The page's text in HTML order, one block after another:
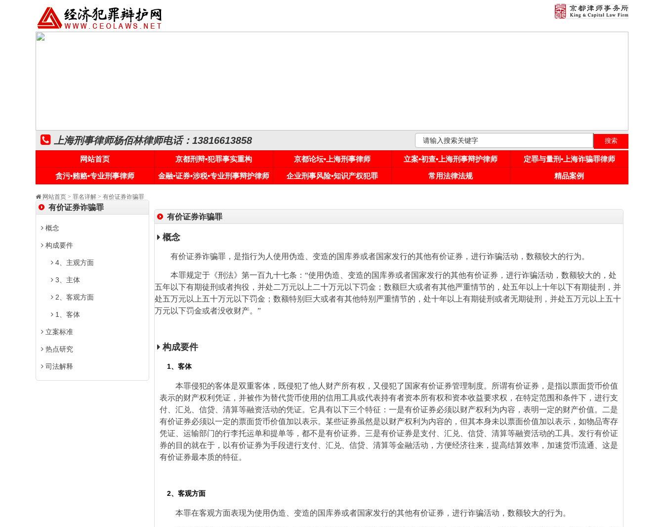
上海刑事律师杨佰林律师电话：13816613858
网站首页 京都刑辩•犯罪事实重构 京都论坛•上海刑事律师 立案•初查•上海刑事辩护律师
定罪与量刑•上海诈骗罪律师
贪污•贿赂•专业刑事律师
金融•证券•涉税•专业刑事辩护律师 企业刑事风险•知识产权犯罪 常用法律法规 精品案例
网站首页 > 罪名详解 > 有价证券诈骗罪
有价证券诈骗罪
概念
构成要件
4、主观方面
3、主体
2、客观方面
1、客体
立案标准
热点研究
司法解释
有价证券诈骗罪
概念
有价证券诈骗罪，是指行为人使用伪造、变造的国库券或者国家发行的其他有价证券，进行诈骗活动，数额较大的行为。
本罪规定于《刑法》第一百九十七条：“使用伪造、变造的国库券或者国家发行的其他有价证券，进行诈骗活动，数额较大的，处
五年以下有期徒刑或者拘役，并处二万元以上二十万元以下罚金；数额巨大或者有其他严重情节的，处五年以上十年以下有期徒刑，并
处五万元以上五十万元以下罚金；数额特别巨大或者有其他特别严重情节的，处十年以上有期徒刑或者无期徒刑，并处五万元以上五十
万元以下罚金或者没收财产。”
构成要件
1、客体
本罪侵犯的客体是双重客体，既侵犯了他人财产所有权，又侵犯了国家有价证券管理制度。所谓有价证券，是指以票面货币价值
表示的财产权利凭证，并被作为替代货币使用的信用工具或代表持有者资本所有权和资本收益要求权，在特定范围和条件下，进行支
付、汇兑、信贷、清算等融资活动的凭证。它具有以下三个特征：一是有价证券必须以财产权利为内容，表明一定的财产价值。二是
有价证券必须以一定的票面货币价值加以表示。某些证券虽然是以财产权利为内容的，但其本身未以票面价值加以表示，如物品寄存
凭证、运输部门的行李托运单和提单等，都不是有价证券。三是有价证券是支付、汇兑、信贷、清算等融资活动的工具。发行有价证
券的目的就在于，以有价证券为手段进行支付、汇兑、信贷、清算等金融活动，方便经济往来，提高结算效率，加速货币流通、这是
有价证券最本质的特征。
2、客观方面
本罪在客观方面表现为使用伪造、变造的国库券或者国家发行的其他有价证券，进行诈骗活动，数额较大的行为。